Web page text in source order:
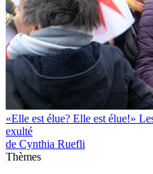
«Elle est élue? Elle est élue!»
exulté
de Cynthia Ruefli
Thèmes